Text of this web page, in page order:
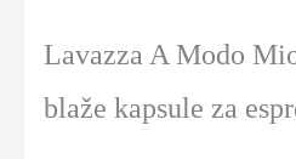
Lavazza A Modo
blaže kapsule za